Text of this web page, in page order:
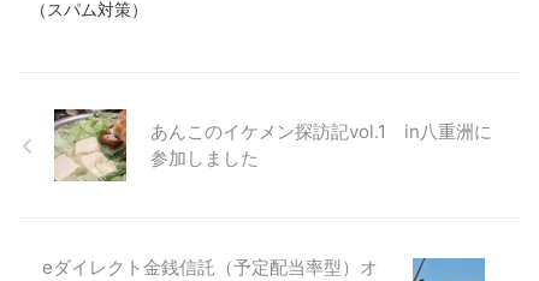
（スパム対策）
あんこのイケメン探訪記vol.1 in八重洲に
参加しました
eダイレクト金銭信託（予定配当率型）オ